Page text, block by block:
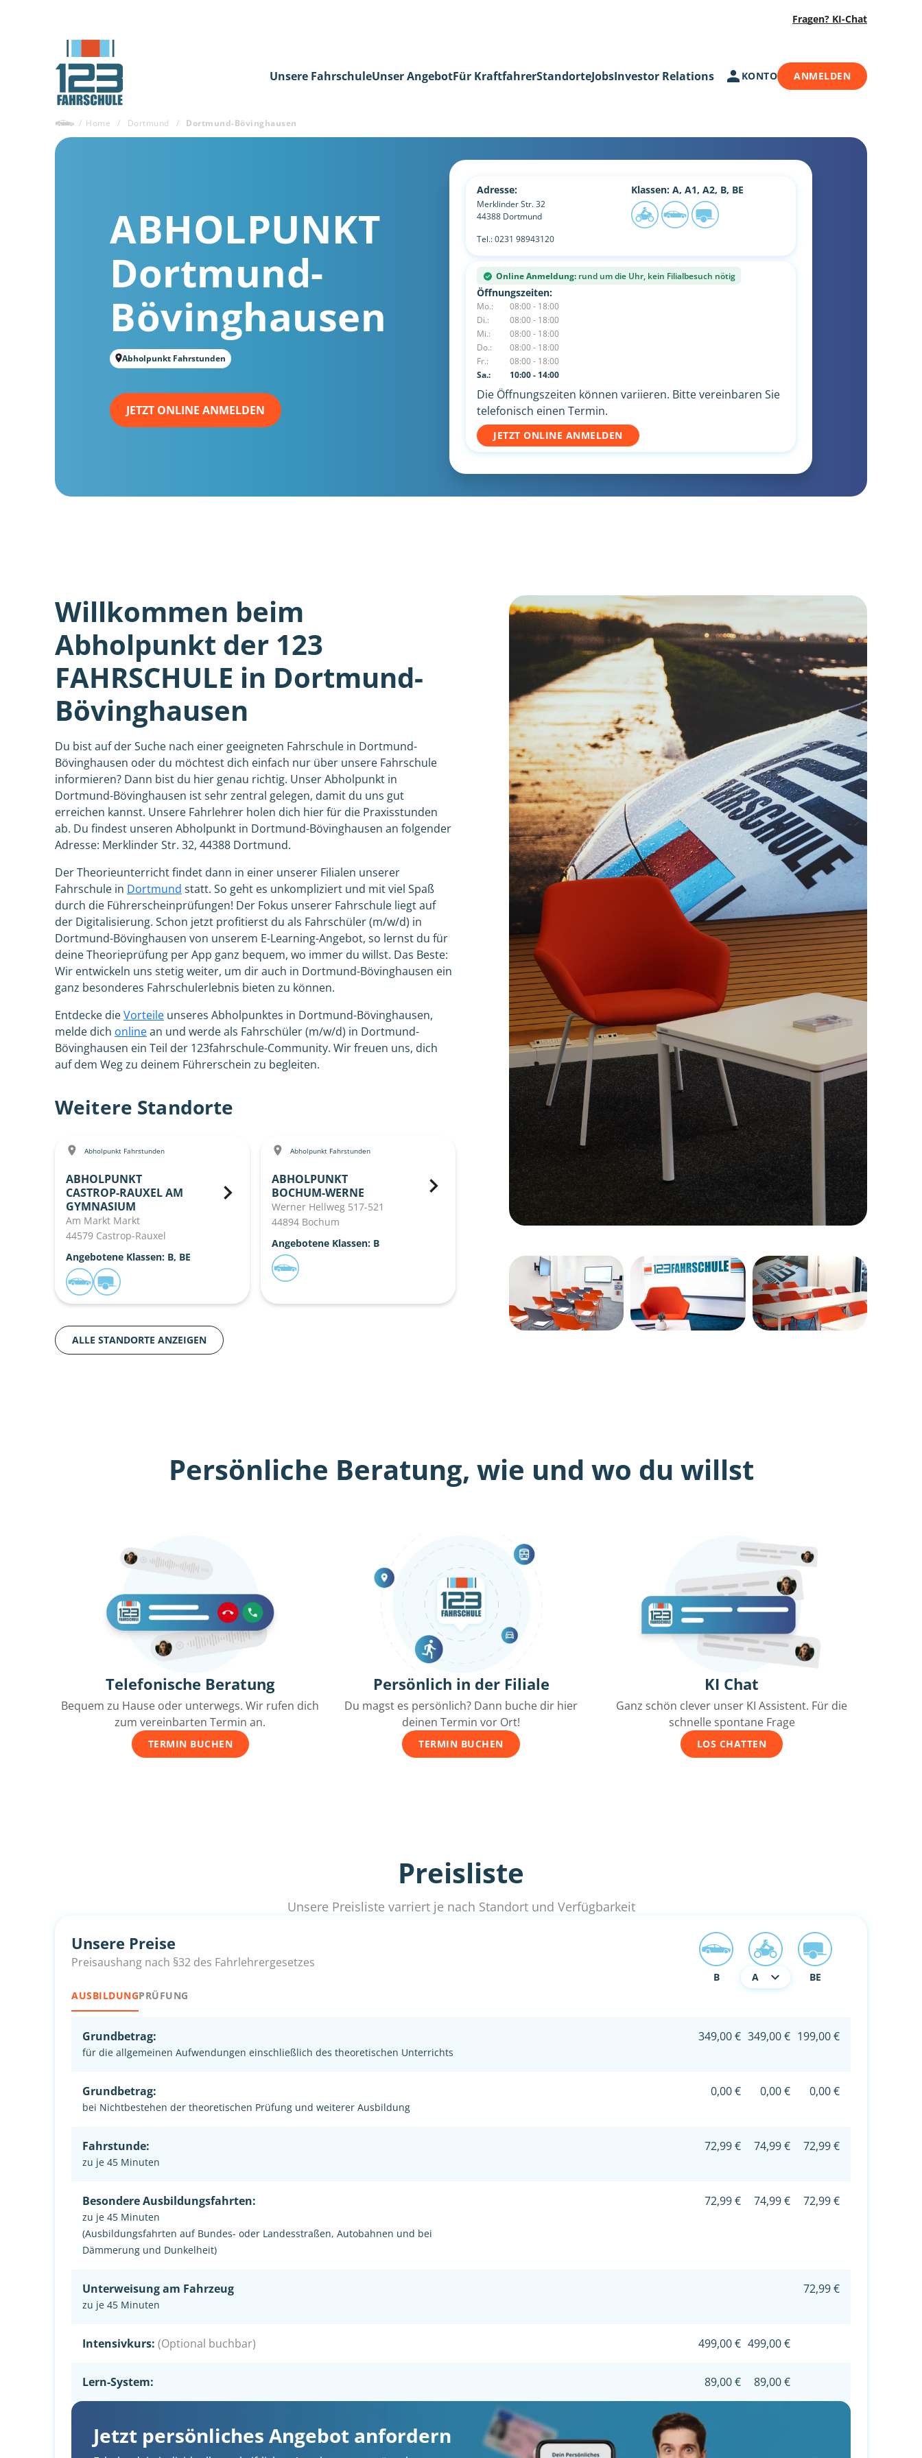
Fragen? KI-Chat
Unsere FahrschuleUnser AngebotFür KraftfahrerStandorteJobsInvestor Relations KONTO ANMELDEN
/ Home / Dortmund / Dortmund-Bövinghausen
ABHOLPUNKT
Dortmund-
Bövinghausen
Abholpunkt Fahrstunden
JETZT ONLINE ANMELDEN
Adresse:
Merklinder Str. 32
44388 Dortmund
Tel.:0231 98943120
Klassen: A, A1, A2, B, BE
Online Anmeldung: rund um die Uhr, kein Filialbesuch nötig
Öffnungszeiten:
Mo.:
08:00 - 18:00
Di.:
08:00 - 18:00
Mi.:
08:00 - 18:00
Do.:
08:00 - 18:00
Fr.:
08:00 - 18:00
Sa.:
10:00 - 14:00
Die Öffnungszeiten können variieren. Bitte vereinbaren Sie
telefonisch einen Termin.
JETZT ONLINE ANMELDEN
Willkommen beim
Abholpunkt der 123
FAHRSCHULE in Dortmund-
Bövinghausen
Du bist auf der Suche nach einer geeigneten Fahrschule in Dortmund-
Bövinghausen oder du möchtest dich einfach nur über unsere Fahrschule
informieren? Dann bist du hier genau richtig. Unser Abholpunkt in
Dortmund-Bövinghausen ist sehr zentral gelegen, damit du uns gut
erreichen kannst. Unsere Fahrlehrer holen dich hier für die Praxisstunden
ab. Du findest unseren Abholpunkt in Dortmund-Bövinghausen an folgender
Adresse: Merklinder Str. 32, 44388 Dortmund.
Der Theorieunterricht findet dann in einer unserer Filialen unserer
Fahrschule in Dortmund statt. So geht es unkompliziert und mit viel Spaß
durch die Führerscheinprüfungen! Der Fokus unserer Fahrschule liegt auf
der Digitalisierung. Schon jetzt profitierst du als Fahrschüler (m/w/d) in
Dortmund-Bövinghausen von unserem E-Learning-Angebot, so lernst du für
deine Theorieprüfung per App ganz bequem, wo immer du willst. Das Beste:
Wir entwickeln uns stetig weiter, um dir auch in Dortmund-Bövinghausen ein
ganz besonderes Fahrschulerlebnis bieten zu können.
Entdecke dieVorteile unseres Abholpunktes in Dortmund-Bövinghausen,
melde dich onlinean und werde als Fahrschüler (m/w/d) in Dortmund-
Bövinghausen ein Teil der 123fahrschule-Community. Wir freuen uns, dich
auf dem Weg zu deinem Führerschein zu begleiten.
Weitere Standorte
Abholpunkt Fahrstunden
ABHOLPUNKT
CASTROP-RAUXEL AM
GYMNASIUM
Am Markt Markt
44579 Castrop-Rauxel
Angebotene Klassen: B, BE
Abholpunkt Fahrstunden
ABHOLPUNKT
BOCHUM-WERNE
Werner Hellweg 517-521
44894 Bochum
Angebotene Klassen: B
ALLE STANDORTE ANZEIGEN
Persönliche Beratung, wie und wo du willst
Telefonische Beratung
Bequem zu Hause oder unterwegs. Wir rufen dich
zum vereinbarten Termin an.
TERMIN BUCHEN
Persönlich in der Filiale
Du magst es persönlich? Dann buche dir hier
deinen Termin vor Ort!
TERMIN BUCHEN
KI Chat
Ganz schön clever unser KI Assistent. Für die
schnelle spontane Frage
LOS CHATTEN
Preisliste
Unsere Preisliste varriert je nach Standort und Verfügbarkeit
Unsere Preise
Preisaushang nach §32 des Fahrlehrergesetzes
AUSBILDUNGPRÜFUNG
B A BE
Grundbetrag:
für die allgemeinen Aufwendungen einschließlich des theoretischen Unterrichts
349,00 € 349,00 € 199,00 €
Grundbetrag:
bei Nichtbestehen der theoretischen Prüfung und weiterer Ausbildung
0,00 € 0,00 € 0,00 €
Fahrstunde:
zu je 45 Minuten
72,99 € 74,99 € 72,99 €
Besondere Ausbildungsfahrten:
zu je 45 Minuten
(Ausbildungsfahrten auf Bundes- oder Landesstraßen, Autobahnen und bei
Dämmerung und Dunkelheit)
72,99 € 74,99 € 72,99 €
Unterweisung am Fahrzeug
zu je 45 Minuten
72,99 €
Intensivkurs: (Optional buchbar) 499,00 € 499,00 €
Lern-System: 89,00 € 89,00 €
Jetzt persönliches Angebot anfordern